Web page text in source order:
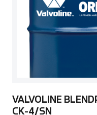
VALVOLINE
CK-4/SN